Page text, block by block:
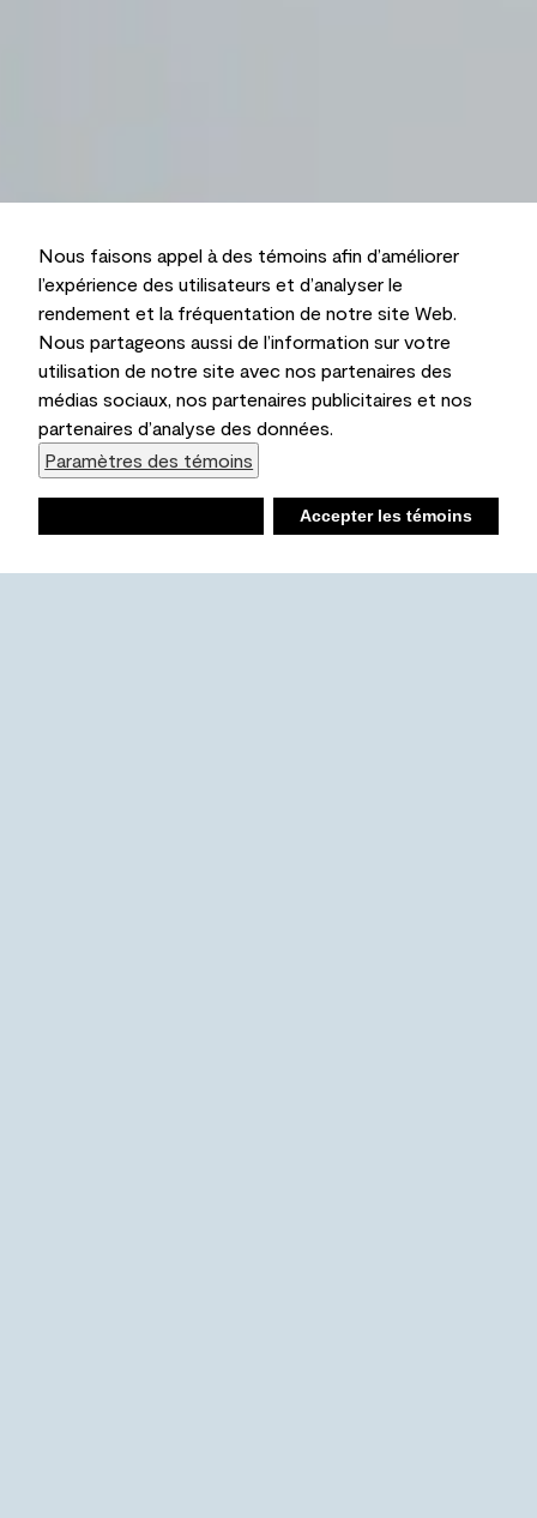
Nous faisons appel à des témoins afin d’améliorer
l’expérience des utilisateurs et d’analyser le
rendement et la fréquentation de notre site Web.
Nous partageons aussi de l’information sur votre
utilisation de notre site avec nos partenaires des
médias sociaux, nos partenaires publicitaires et nos
partenaires d’analyse des données.
Paramètres des témoins
Accepter les témoins
Liste d’achats